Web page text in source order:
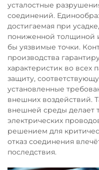
усталостные
соединений.
достигаемая при
пониженной толщиной
бы уязвимые точки.
производства
характеристик во всех
защиту,
установленные
внешних воздействий.
внешней среды делает
электрических
решением для
отказ соединения
последствия.